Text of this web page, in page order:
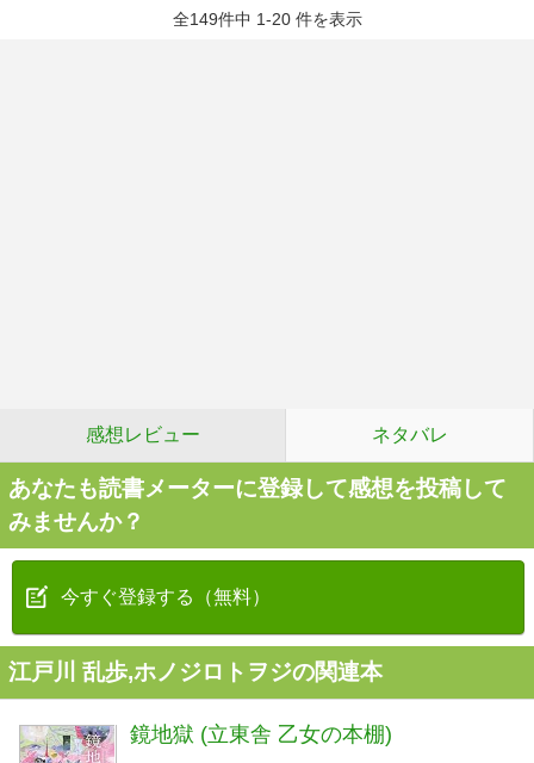
全149件中 1-20 件を表示
感想レビュー ネタバレ
あなたも読書メーターに登録して感想を投稿して
みませんか？
今すぐ登録する（無料）
江戸川 乱歩,ホノジロトヲジの関連本
鏡地獄 (立東舎 乙女の本棚)